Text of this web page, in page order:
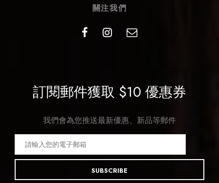
關注我們
訂閱郵件獲取 $10 優惠券
我們會為您推送最新優惠、新品等郵件
SUBSCRIBE